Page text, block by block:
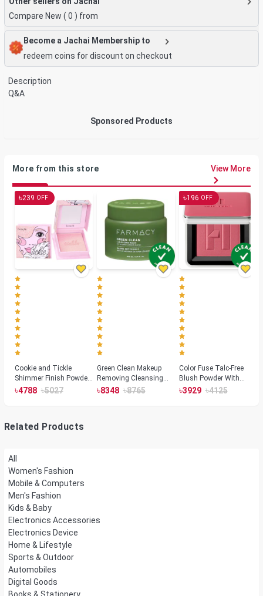
Compare New ( 0 ) from
Become a Jachai Membership to
redeem coins for discount on checkout
Description
Q&A
Sponsored Products
More from this store View More
৳239 OFF
Cookie and Tickle
Shimmer Finish Powder
Highlighters
৳4788 ৳5027
Green Clean Makeup
Removing Cleansing
Balm
৳8348 ৳8765
৳196 OFF
Color Fuse Talc-Free
Blush Powder With
Fermented Arnica
৳3929 ৳4125
Related Products
All
Women's Fashion
Mobile & Computers
Men's Fashion
Kids & Baby
Electronics Accessories
Electronics Device
Home & Lifestyle
Sports & Outdoor
Automobiles
Digital Goods